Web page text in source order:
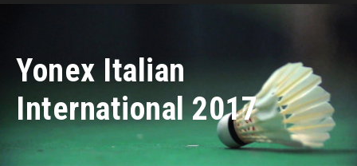
Yonex Italian
International 2017